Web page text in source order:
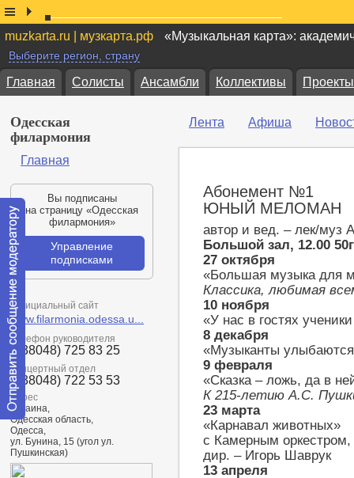
muzkarta.ru | музкарта.рф «Музыкальная карта»:
Выберите регион, страну
Главная Солисты Ансамбли Коллективы Проекты
Одесская
филармония
Главная
Вы подписаны
на страницу «Одесская
филармония»
Управление
подписками
Официальный сайт
www.filarmonia.odessa.u...
Телефон руководителя
(+38048) 725 83 25
Концертный отдел
(+38048) 722 53 53
Адрес
Украина,
Одесская область,
Одесса,
ул. Бунина, 15 (угол ул.
Пушкинская)
Лента Афиша
Абонемент №1
ЮНЫЙ МЕЛОМАН
автор и вед. – лек/муз
Большой зал, 12.00
27 октября
«Большая музыка для
Классика, любимая
10 ноября
«У нас в гостях
8 декабря
«Музыканты
9 февраля
«Сказка – ложь, да в
К 215-летию А.С.
23 марта
«Карнавал животных»
с Камерным оркестром,
дир. – Игорь Шаврук
13 апреля
Отправить
сообщение
модератору